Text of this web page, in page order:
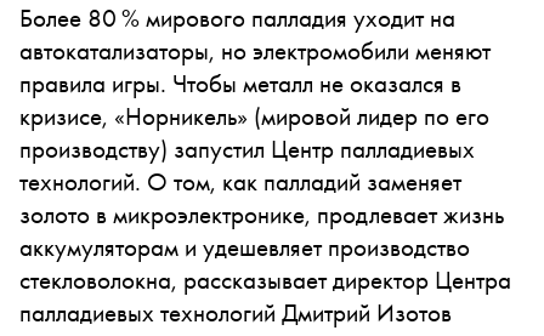
Более 80 % мирового палладия уходит на
автокатализаторы, но электромобили меняют
правила игры. Чтобы металл не оказался в
кризисе, «Норникель» (мировой лидер по его
производству) запустил Центр палладиевых
технологий. О том, как палладий заменяет
золото в микроэлектронике, продлевает жизнь
аккумуляторам и удешевляет производство
стекловолокна, рассказывает директор Центра
палладиевых технологий Дмитрий Изотов